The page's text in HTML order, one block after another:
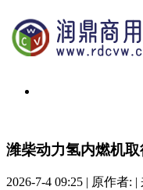
潍柴动力氢内燃机
2026-7-4 09:25 | 原作者: |